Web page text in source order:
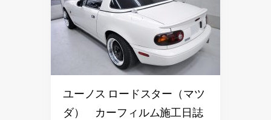
ユーノス ロードスター（マツ
ダ） カーフィルム施工日誌